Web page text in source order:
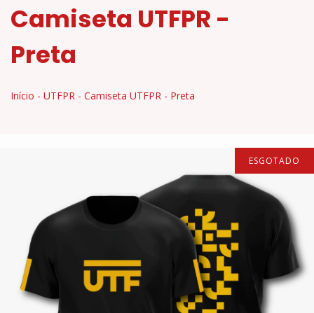
Camiseta UTFPR -
Preta
Início - UTFPR - Camiseta UTFPR - Preta
ESGOTADO